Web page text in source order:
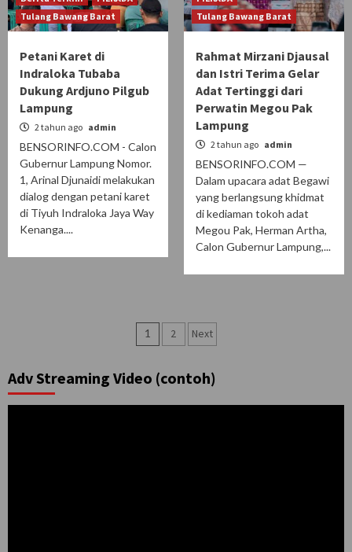
Tulang Bawang Barat
Petani Karet di
Indraloka Tubaba
Dukung Ardjuno Pilgub
Lampung
2 tahun ago admin
BENSORINFO.COM - Calon
Gubernur Lampung Nomor.
1, Arinal Djunaidi melakukan
dialog dengan petani karet
di Tiyuh Indraloka Jaya Way
Kenanga....
Tulang Bawang Barat
Rahmat Mirzani Djausal
dan Istri Terima Gelar
Adat Tertinggi dari
Perwatin Megou Pak
Lampung
2 tahun ago admin
BENSORINFO.COM —
Dalam upacara adat Begawi
yang berlangsung khidmat
di kediaman tokoh adat
Megou Pak, Herman Artha,
Calon Gubernur Lampung,...
Paginasi
1 2 Next
Adv Streaming Video (contoh)